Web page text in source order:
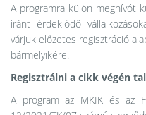
A programra külön meghívót
iránt érdeklődő
várjuk előzetes regisztráció
bármelyikére.
Regisztrálni a cikk végén
A program az MKIK és az